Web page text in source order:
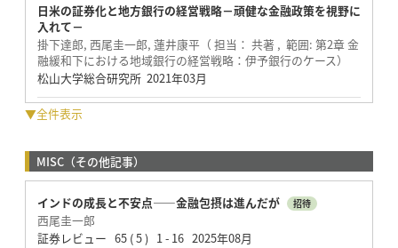
日米の証券化と地方銀行の経営戦略－頑健な金融政策を視野に
入れて－
掛下達郎, 西尾圭一郎, 蓮井康平（ 担当： 共著 , 範囲: 第2章 金
融緩和下における地域銀行の経営戦略：伊予銀行のケース）
松山大学総合研究所 2021年03月
▼全件表示
MISC（その他記事）
インドの成長と不安点——金融包摂は進んだが 招待
西尾圭一郎
証券レビュー 65 ( 5 ) 1 - 16 2025年08月